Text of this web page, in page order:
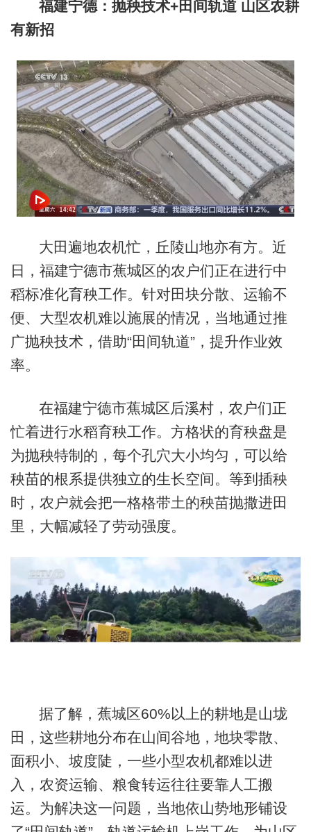
福建宁德：抛秧技术+田间轨道 山区农耕
有新招
大田遍地农机忙，丘陵山地亦有方。近
日，福建宁德市蕉城区的农户们正在进行中
稻标准化育秧工作。针对田块分散、运输不
便、大型农机难以施展的情况，当地通过推
广抛秧技术，借助“田间轨道”，提升作业效
率。
在福建宁德市蕉城区后溪村，农户们正
忙着进行水稻育秧工作。方格状的育秧盘是
为抛秧特制的，每个孔穴大小均匀，可以给
秧苗的根系提供独立的生长空间。等到插秧
时，农户就会把一格格带土的秧苗抛撒进田
里，大幅减轻了劳动强度。
据了解，蕉城区60%以上的耕地是山垅
田，这些耕地分布在山间谷地，地块零散、
面积小、坡度陡，一些小型农机都难以进
入，农资运输、粮食转运往往要靠人工搬
运。为解决这一问题，当地依山势地形铺设